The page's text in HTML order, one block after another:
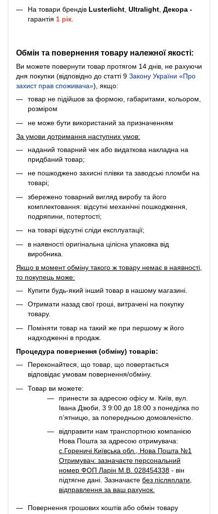
На товари брендів Lusterlicht Ultralight Декора -
гарантія 1 рік
Обмін та повернення товару належної якості:
Ви можете повернути товар протягом 14 днів, не рахуючи
дня покупки (відповідно до статті 9 Закону України «Про
захист прав споживача»), якщо:
товар не підійшов за формою, габаритами, кольором,
розміром
не може бути використаний за призначенням
За умови дотримання наступних умов:
наданий товарний чек або видаткова накладна на
придбаний товар;
не пошкоджено захисні плівки та заводські пломби на
товарі;
збережено товарний вигляд виробу та його
комплектовання: відсутні механічні пошкодження,
подряпини, потертості;
на товарі відсутні сліди експлуатації;
в наявності оригінальна цілісна упаковка від
виробника.
Якщо в момент обміну такого ж товару немає в наявності,
то покупець може:
Купити будь-який інший товар в нашому магазині.
Отримати назад свої гроші, витрачені на покупку
товару.
Поміняти товар на такий же при першому ж його
надходженні в продаж.
Процедура повернення (обміну) товарів:
Переконайтеся, що товар, що повертається
відповідає умовам повернення/обміну.
Товар ви можете:
принести за адресою офісу м. Київ, вул.
Івана Дзюби, 3 9:00 до 18:00 з понеділка по
п’ятницю, за попередньою домовленістю.
відправити нам транспортною компанією
Нова Пошта за адресою отримувача:
с.Гореничі Київська обл., Нова Пошта №1
Отримувач: зазначаєте персональний
номер ФОП Ларін М.В. 028454338 - він
підтягне дані. Зазначаєте без післяплати
відправлення за ваш рахунок.
Повернення грошових коштів або обмін товару